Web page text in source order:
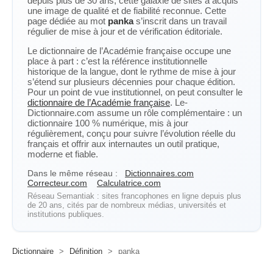
une image de qualité et de fiabilité reconnue. Cette
page dédiée au mot pankas’inscrit dans un travail
régulier de mise à jour et de vérification éditoriale.
Le dictionnaire de l’Académie française occupe une
place à part : c’est la référence institutionnelle
historique de la langue, dont le rythme de mise à jour
s’étend sur plusieurs décennies pour chaque édition.
Pour un point de vue institutionnel, on peut consulter le
dictionnaire de l’Académie française. Le-
Dictionnaire.com assume un rôle complémentaire : un
dictionnaire 100 % numérique, mis à jour
régulièrement, conçu pour suivre l’évolution réelle du
français et offrir aux internautes un outil pratique,
moderne et fiable.
Dans le même réseau :
Dictionnaires.com
Correcteur.com
Calculatrice.com
Réseau Semantiak : sites francophones en ligne depuis plus
de 20 ans, cités par de nombreux médias, universités et
institutions publiques.
Dictionnaire > Définition > panka